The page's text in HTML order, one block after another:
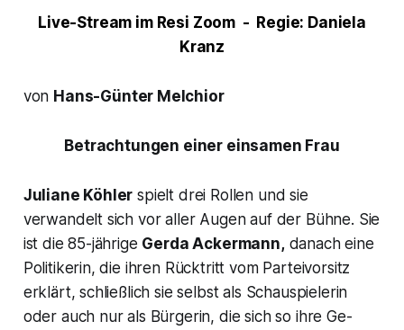
Live-Stream im Resi Zoom - Regie: Daniela
Kranz
von Hans-Günter Melchior
Betrachtungen einer einsamen Frau
Juliane Köhler spielt drei Rollen und sie
verwandelt sich vor aller Augen auf der Bühne. Sie
ist die 85-jährige Gerda Ackermann,danach eine
Politikerin, die ihren Rücktritt vom Parteivorsitz
erklärt, schließlich sie selbst als Schauspielerin
oder auch nur als Bürgerin, die sich so ihre Ge-